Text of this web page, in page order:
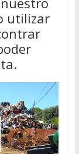
utilizar